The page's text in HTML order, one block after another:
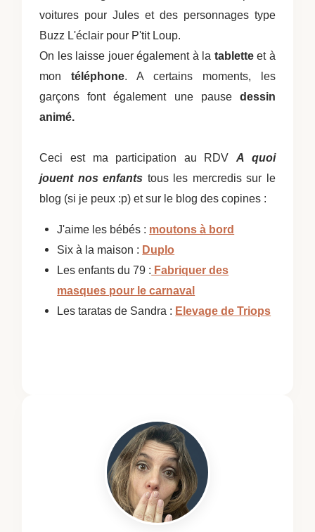
voitures pour Jules et des personnages type
Buzz L'éclair pour P'tit Loup.
On les laisse jouer également à la tabletteet à
montéléphone. A certains moments, les
garçons font également une pause dessin
animé.
Ceci est ma participation au RDVA quoi
jouent nos enfants tous les mercredis sur le
blog (si je peux :p) et sur le blog des copines :
J'aime les bébés : moutons à bord
Six à la maison : Duplo
Les enfants du 79 : Fabriquer des
masques pour le carnaval
Les taratas de Sandra : Elevage de Triops